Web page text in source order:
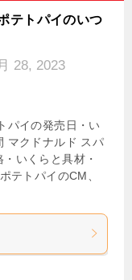
テトパイのいつ
28, 2023
パイの発売日・い
マクドナルド スパ
いくらと具材・
テトパイのCM、